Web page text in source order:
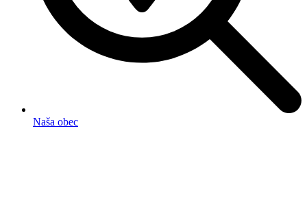
Naša obec